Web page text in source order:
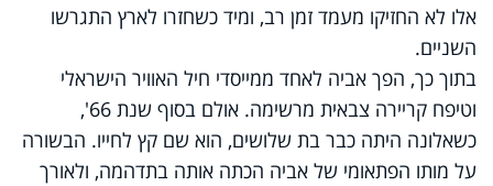
אלו לא החזיקו מעמד זמן רב, ומיד כשחזרו לארץ התגרשו
השניים.
בתוך כך, הפך אביה לאחד ממייסדי חיל האוויר הישראלי
וטיפח קריירה צבאית מרשימה. אולם בסוף שנת 66',
כשאלונה היתה כבר בת שלושים, הוא שם קץ לחייו. הבשורה
על מותו הפתאומי של אביה הכתה אותה בתדהמה, ולאורך